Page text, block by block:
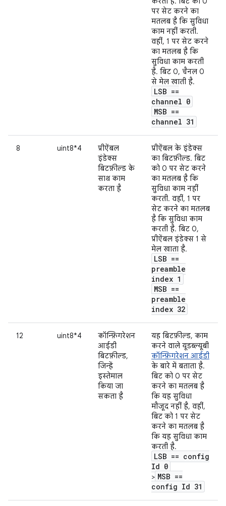
पर सेट करने का
मतलब है कि सुविधा
काम नहीं करती.
वहीं, 1 पर सेट करने
का मतलब है कि
सुविधा काम करती
है. बिट 0, चैनल 0
से मेल खाती है.
LSB ==
channel 0
MSB ==
channel 31
8 uint8*4
प्रीऐंबल
इंडेक्स
बिटफ़ील्ड के
साथ काम
करता है
प्रीऐंबल के इंडेक्स
का बिटफ़ील्ड. बिट
को 0 पर सेट करने
का मतलब है कि
सुविधा काम नहीं
करती. वहीं, 1 पर
सेट करने का मतलब
है कि सुविधा काम
करती है. बिट 0,
प्रीऐंबल इंडेक्स 1 से
मेल खाता है.
LSB ==
preamble
index 1
MSB ==
preamble
index 32
12 uint8*4
कॉन्फ़िगरेशन
आईडी
बिटफ़ील्ड,
जिन्हें
इस्तेमाल
किया जा
सकता है
यह बिटफ़ील्ड, काम
करने वाले यूडब्ल्यूबी
कॉन्फ़िगरेशन आईडी
के बारे में बताता है.
बिट को 0 पर सेट
करने का मतलब है
कि यह सुविधा
मौजूद नहीं है, वहीं,
बिट को 1 पर सेट
करने का मतलब है
कि यह सुविधा काम
करती है.
LSB == config
Id 0
> MSB ==
config Id 31